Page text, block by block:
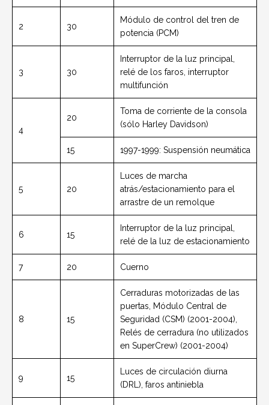
2 30
Módulo de control del tren de
potencia (PCM)
3 30
Interruptor de la luz principal,
relé de los faros, interruptor
multifunción
4
20
Toma de corriente de la consola
(sólo Harley Davidson)
15 1997-1999: Suspensión neumática
5 20
Luces de marcha
atrás/estacionamiento para el
arrastre de un remolque
6 15
Interruptor de la luz principal,
relé de la luz de estacionamiento
7 20 Cuerno
8 15
Cerraduras motorizadas de las
puertas, Módulo Central de
Seguridad (CSM) (2001-2004),
Relés de cerradura (no utilizados
en SuperCrew) (2001-2004)
9 15
Luces de circulación diurna
(DRL), faros antiniebla